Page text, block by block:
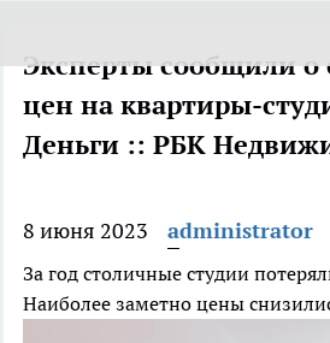
Эксперты сообщили
цен на квартиры-
Деньги :: РБК
8 июня 2023 administrator
За год столичные студии
Наиболее заметно цены